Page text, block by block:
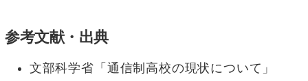
参考文献・出典
文部科学省「通信制高校の現状について」